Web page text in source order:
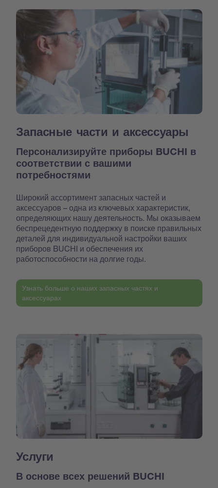
Запасные части и аксессуары
Персонализируйте приборы BUCHI в
соответствии с вашими
потребностями
Широкий ассортимент запасных частей и
аксессуаров – одна из ключевых характеристик,
определяющих нашу деятельность. Мы оказываем
беспрецедентную поддержку в поиске правильных
деталей для индивидуальной настройки ваших
приборов BUCHI и обеспечения их
работоспособности на долгие годы.
Узнать больше о наших запасных частях и
аксессуарах
Услуги
В основе всех решений BUCHI